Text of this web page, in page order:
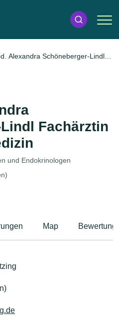
Alexandra Schöneberger-Lindl
Fachärztin
und Endokrinologen
Map